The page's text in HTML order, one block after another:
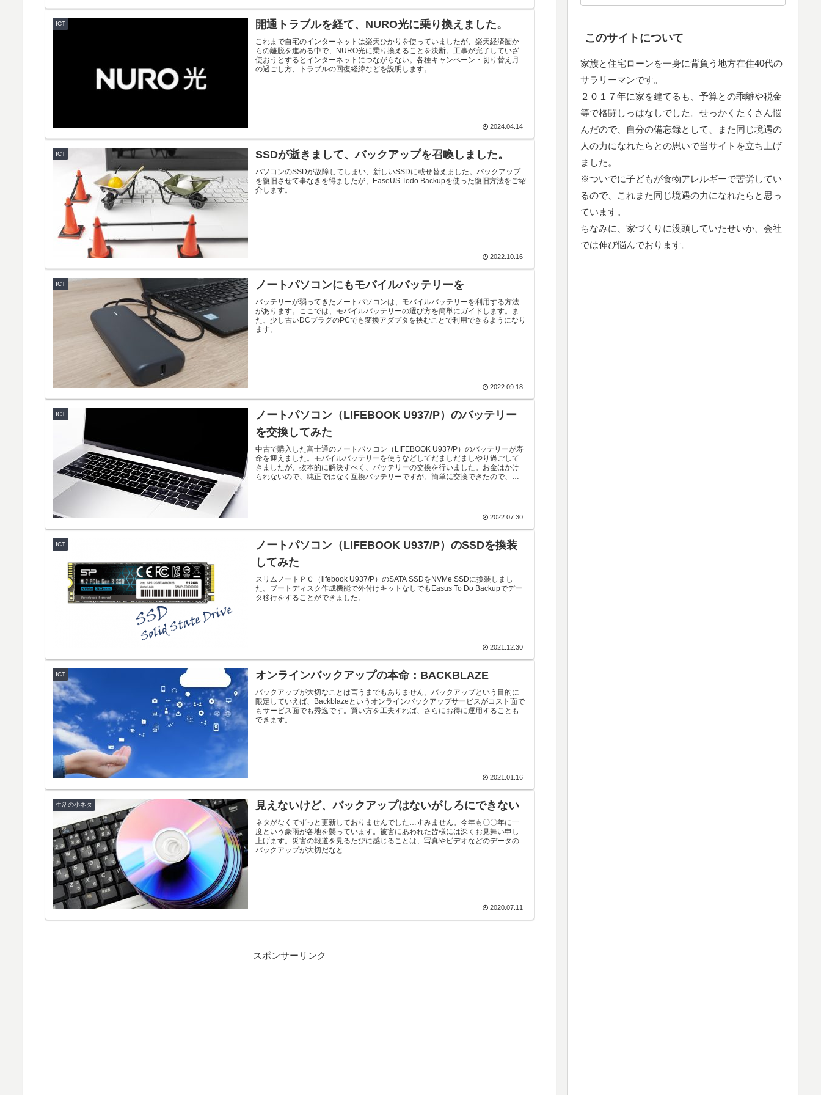
ICT 開通トラブルを経て、NURO光に乗り換えました。
これまで自宅のインターネットは楽天ひかりを使っていましたが、楽天経済圏か
らの離脱を進める中で、NURO光に乗り換えることを決断。工事が完了していざ
使おうとするとインターネットにつながらない。各種キャンペーン・切り替え月
の過ごし方、トラブルの回復経緯などを説明します。
2024.04.14
ICT SSDが逝きまして、バックアップを召喚しました。
パソコンのSSDが故障してしまい、新しいSSDに載せ替えました。バックアップ
を復旧させて事なきを得ましたが、EaseUS Todo Backupを使った復旧方法をご紹
介します。
2022.10.16
ICT ノートパソコンにもモバイルバッテリーを
バッテリーが弱ってきたノートパソコンは、モバイルバッテリーを利用する方法
があります。ここでは、モバイルバッテリーの選び方を簡単にガイドします。ま
た、少し古いDCプラグのPCでも変換アダプタを挟むことで利用できるようになり
ます。
2022.09.18
ICT
ノートパソコン（LIFEBOOK U937/P）のバッテリー
を交換してみた
中古で購入した富士通のノートパソコン（LIFEBOOK U937/P）のバッテリーが寿
命を迎えました。モバイルバッテリーを使うなどしてだましだましやり過ごして
きましたが、抜本的に解決すべく、バッテリーの交換を行いました。お金はかけ
られないので、純正ではなく互換バッテリーですが。簡単に交換できたので、備
2022.07.30
ICT
ノートパソコン（LIFEBOOK U937/P）のSSDを換装
してみた
スリムノートＰＣ（lifebook U937/P）のSATA SSDをNVMe SSDに換装しまし
た。ブートディスク作成機能で外付けキットなしでもEasus To Do Backupでデー
タ移行をすることができました。
2021.12.30
ICT オンラインバックアップの本命：BACKBLAZE
バックアップが大切なことは言うまでもありません。バックアップという目的に
限定していえば、Backblazeというオンラインバックアップサービスがコスト面で
もサービス面でも秀逸です。買い方を工夫すれば、さらにお得に運用することも
できます。
2021.01.16
生活の小ネタ 見えないけど、バックアップはないがしろにできない
ネタがなくてずっと更新しておりませんでした…すみません。今年も〇〇年に一
度という豪雨が各地を襲っています。被害にあわれた皆様には深くお見舞い申し
上げます。災害の報道を見るたびに感じることは、写真やビデオなどのデータの
バックアップが大切だなと...
2020.07.11
スポンサーリンク
このサイトについて
家族と住宅ローンを一身に背負う地方在住40代の
サラリーマンです。
２０１７年に家を建てるも、予算との乖離や税金
等で格闘しっぱなしでした。せっかくたくさん悩
んだので、自分の備忘録として、また同じ境遇の
人の力になれたらとの思いで当サイトを立ち上げ
ました。
※ついでに子どもが食物アレルギーで苦労してい
るので、これまた同じ境遇の力になれたらと思っ
ています。
ちなみに、家づくりに没頭していたせいか、会社
では伸び悩んでおります。